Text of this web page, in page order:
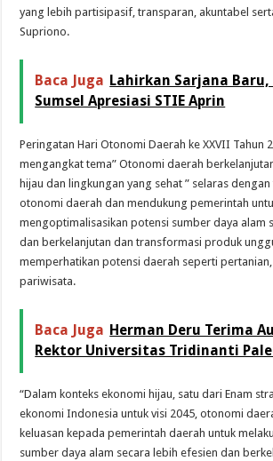
yang lebih partisipasif, transparan, akuntabel
Supriono.
Baca Juga Lahirkan Sarjana
Sumsel Apresiasi STIE Aprin
Peringatan Hari Otonomi Daerah ke XXVII Tahun
mengangkat tema” Otonomi daerah
hijau dan lingkungan yang sehat ” selaras
otonomi daerah dan mendukung pemerintah
mengoptimalisasikan potensi sumber daya alam
dan berkelanjutan dan transformasi produk
memperhatikan potensi daerah seperti
pariwisata.
Baca Juga Herman Deru Terima
Rektor Universitas Tridinanti
“Dalam konteks ekonomi hijau, satu dari Enam
ekonomi Indonesia untuk visi 2045, otonomi
keluasan kepada pemerintah daerah untuk
sumber daya alam secara lebih efesien dan